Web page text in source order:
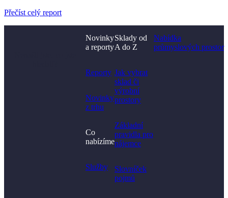
Přečíst celý report
Novinky
a reporty
Reporty
Novinky
z trhu
Co
nabízíme
Služby
Sklady od
A do Z
Jak vybrat
sklad či
výrobní
prostory​
Základní
pravidla pro
nájemce
Slovníček
pojmů
Nabídka
průmyslových prostor